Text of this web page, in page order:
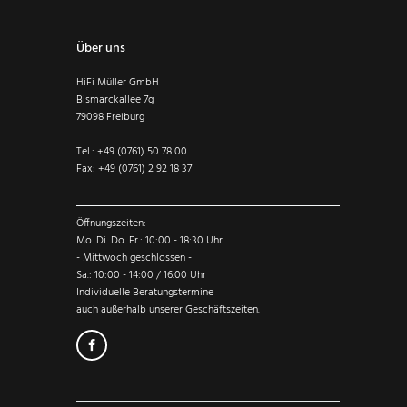
Über uns
HiFi Müller GmbH
Bismarckallee 7g
79098 Freiburg
Tel.: +49 (0761) 50 78 00
Fax: +49 (0761) 2 92 18 37
Öffnungszeiten:
Mo. Di. Do. Fr.: 10:00 - 18:30 Uhr
- Mittwoch geschlossen -
Sa.: 10:00 - 14:00 / 16.00 Uhr
Individuelle Beratungstermine
auch außerhalb unserer Geschäftszeiten.